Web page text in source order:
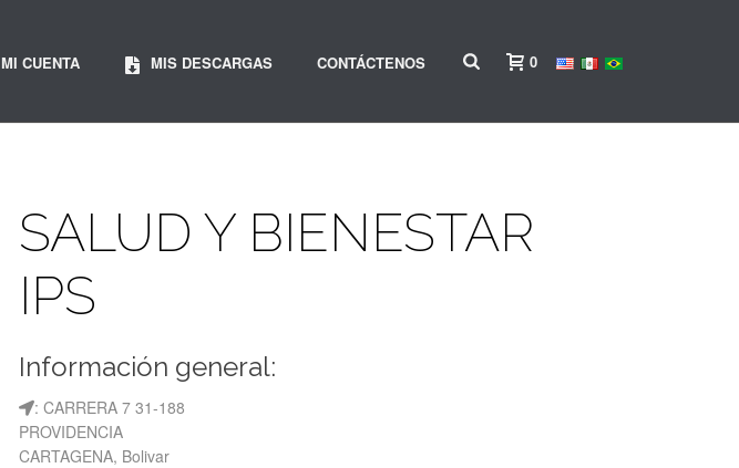
MI CUENTA MIS DESCARGAS CONTÁCTENOS 0
SALUD Y BIENESTAR
IPS
Información general:
: CARRERA 7 31-188
PROVIDENCIA
CARTAGENA, Bolivar